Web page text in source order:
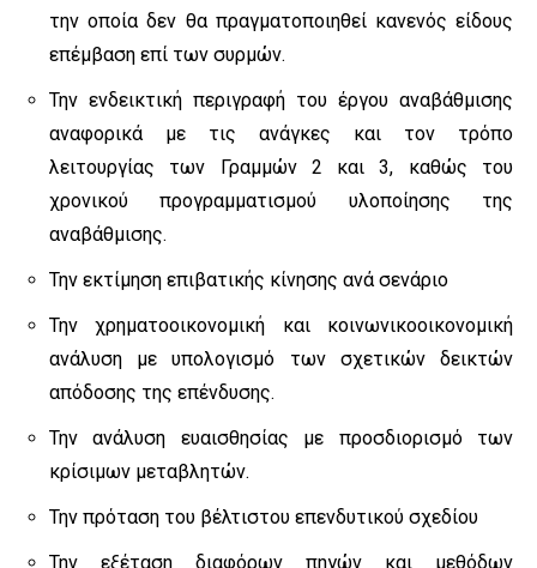
την οποία δεν θα πραγματοποιηθεί κανενός είδους
επέμβαση επί των συρμών.
Την ενδεικτική περιγραφή του έργου αναβάθμισης
αναφορικά με τις ανάγκες και τον τρόπο
λειτουργίας των Γραμμών 2 και 3, καθώς του
χρονικού προγραμματισμού υλοποίησης της
αναβάθμισης.
Την εκτίμηση επιβατικής κίνησης ανά σενάριο
Την χρηματοοικονομική και κοινωνικοοικονομική
ανάλυση με υπολογισμό των σχετικών δεικτών
απόδοσης της επένδυσης.
Την ανάλυση ευαισθησίας με προσδιορισμό των
κρίσιμων μεταβλητών.
Την πρόταση του βέλτιστου επενδυτικού σχεδίου
Την εξέταση διαφόρων πηγών και μεθόδων